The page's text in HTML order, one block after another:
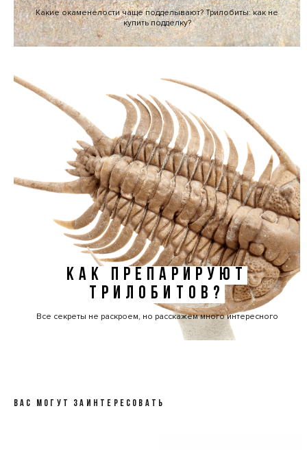
Какие окаменелости чаще подделывают? Трилобиты: как не
купить подделку?
КАК ПРЕПАРИРУЮТ
ТРИЛОБИТОВ?
Все секреты не раскроем, но расскажем много интересного
ВАС МОГУТ ЗАИНТЕРЕСОВАТЬ